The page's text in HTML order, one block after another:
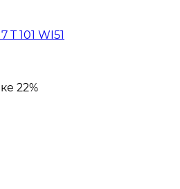
101 WI51
22%